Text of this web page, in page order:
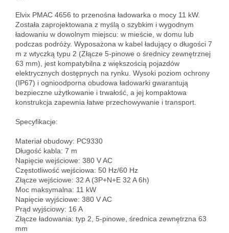
Elvix PMAC 4656 to przenośna ładowarka o mocy 11 kW.
Została zaprojektowana z myślą o szybkim i wygodnym
ładowaniu w dowolnym miejscu: w mieście, w domu lub
podczas podróży. Wyposażona w kabel ładujący o długości 7
m z wtyczką typu 2 (Złącze 5-pinowe o średnicy zewnętrznej
63 mm), jest kompatybilna z większością pojazdów
elektrycznych dostępnych na rynku. Wysoki poziom ochrony
(IP67) i ognioodporna obudowa ładowarki gwarantują
bezpieczne użytkowanie i trwałość, a jej kompaktowa
konstrukcja zapewnia łatwe przechowywanie i transport.
Specyfikacje:
Materiał obudowy: PC9330
Długość kabla: 7 m
Napięcie wejściowe: 380 V AC
Częstotliwość wejściowa: 50 Hz/60 Hz
Złącze wejściowe: 32 A (3P+N+E 32 A 6h)
Moc maksymalna: 11 kW
Napięcie wyjściowe: 380 V AC
Prąd wyjściowy: 16 A
Złącze ładowania: typ 2, 5-pinowe, średnica zewnętrzna 63
mm